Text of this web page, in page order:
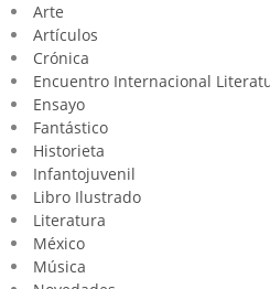
Arte
Artículos
Crónica
Encuentro Internacional
Ensayo
Fantástico
Historieta
Infantojuvenil
Libro Ilustrado
Literatura
México
Música